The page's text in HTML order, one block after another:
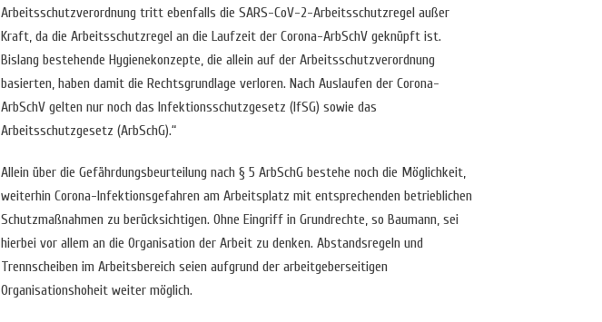
Arbeitsschutzverordnung tritt ebenfalls die SARS-CoV-2-Arbeitsschutzregel außer
Kraft, da die Arbeitsschutzregel an die Laufzeit der Corona-ArbSchV geknüpft ist.
Bislang bestehende Hygienekonzepte, die allein auf der Arbeitsschutzverordnung
basierten, haben damit die Rechtsgrundlage verloren. Nach Auslaufen der Corona-
ArbSchV gelten nur noch das Infektionsschutzgesetz (IfSG) sowie das
Arbeitsschutzgesetz (ArbSchG).“
Allein über die Gefährdungsbeurteilung nach § 5 ArbSchG bestehe noch die Möglichkeit,
weiterhin Corona-Infektionsgefahren am Arbeitsplatz mit entsprechenden betrieblichen
Schutzmaßnahmen zu berücksichtigen. Ohne Eingriff in Grundrechte, so Baumann, sei
hierbei vor allem an die Organisation der Arbeit zu denken. Abstandsregeln und
Trennscheiben im Arbeitsbereich seien aufgrund der arbeitgeberseitigen
Organisationshoheit weiter möglich.